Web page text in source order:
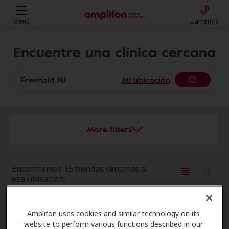
Amplifon uses cookies and similar technology on its
website to perform various functions described in our
Menú Llámenos
Encuentre una clínica cercana
Mi ubicación
More filters
Encontramos 15 tiendas cercanas a
esa ubicación:
57 Schanck Rd Ste C5, Freehold,
0.0 mi